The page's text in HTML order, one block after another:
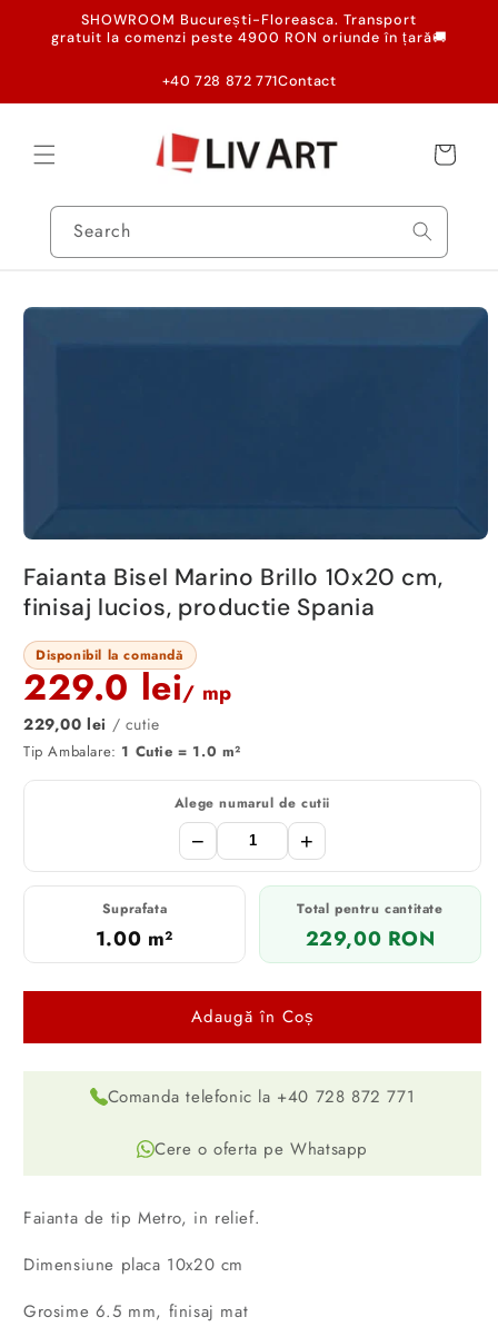
Skip to
content
SHOWROOM București-Floreasca. Transport
gratuit la comenzi peste 4900 RON oriunde în țară🚚
+40 728 872 771Contact
Cart
Search
Skip to
Faianta Bisel Marino Brillo 10x20 cm,
finisaj lucios, productie Spania
Disponibil la comandă
229.0 lei/ mp
229,00 lei / cutie
Tip Ambalare: 1 Cutie = 1.0 m²
Alege numarul de cutii
− +
Suprafata
1.00 m²
Total pentru cantitate
229,00 RON
Adaugă în Coș
Comanda telefonic la +40 728 872 771
Cere o oferta pe Whatsapp
Faianta de tip Metro, in relief.
Dimensiune placa 10x20 cm
Grosime 6.5 mm, finisaj mat